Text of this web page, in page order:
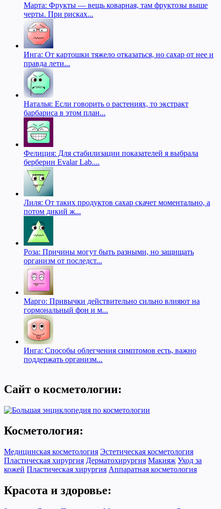
Марта: Фрукты — вещь коварная, там фруктозы выше
черты. При рисках...
Инга: От картошки тяжело отказаться, но сахар от нее и
правда лети...
Наталья: Если говорить о растениях, то экстракт
барбариса в этом план...
Фелиция: Для стабилизации показателей я выбрала
берберин Evalar Lab....
Лиля: От таких продуктов сахар скачет моментально, а
потом дикий ж...
Роза: Причины могут быть разными, но защищать
организм от последст...
Марго: Привычки действительно сильно влияют на
гормональный фон и м...
Инга: Способы облегчения симптомов есть, важно
поддержать организм...
Сайт о косметологии:
Косметология:
Медицинская косметология Эстетическая косметология
Пластическая хирургия Дерматохирургия Макияж Уход за
кожей Пластическая хирургия Аппаратная косметология
Красота и здоровье: